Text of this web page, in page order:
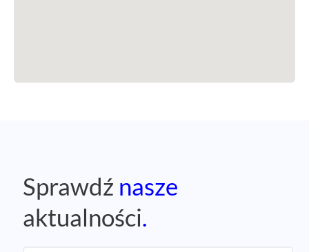
Sprawdź nasze
aktualności.